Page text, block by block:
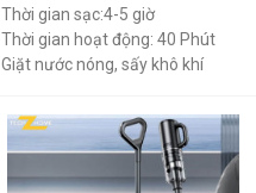
Thời gian sạc:4-5 giờ
Thời gian hoạt động: 40 Phút
Giặt nước nóng, sấy khô khí